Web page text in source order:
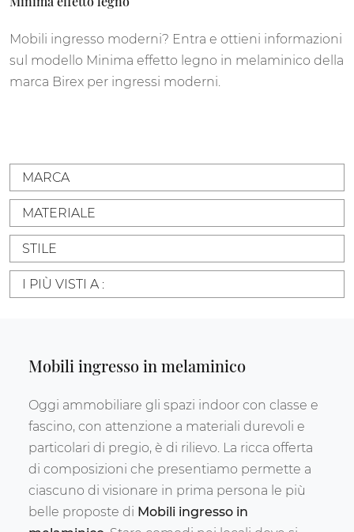
Mobili ingresso moderni? Entra e ottieni informazioni
sul modello Minima effetto legno in melaminico della
marca Birex per ingressi moderni.
MARCA
MATERIALE
STILE
I PIÙ VISTI A :
Mobili ingresso in melaminico
Oggi ammobiliare gli spazi indoor con classe e
fascino, con attenzione a materiali durevoli e
particolari di pregio, è di rilievo. La ricca offerta
di composizioni che presentiamo permette a
ciascuno di visionare in prima persona le più
belle proposte di Mobili ingresso in